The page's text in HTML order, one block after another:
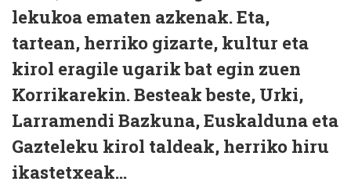
lekukoa ematen azkenak. Eta,
tartean, herriko gizarte, kultur eta
kirol eragile ugarik bat egin zuen
Korrikarekin. Besteak beste, Urki,
Larramendi Bazkuna, Euskalduna eta
Gazteleku kirol taldeak, herriko hiru
ikastetxeak...